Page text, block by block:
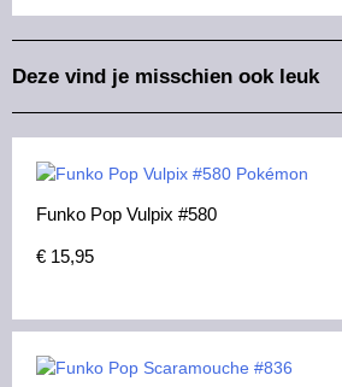
Deze vind je misschien ook leuk
Funko Pop Vulpix #580
€ 15,95